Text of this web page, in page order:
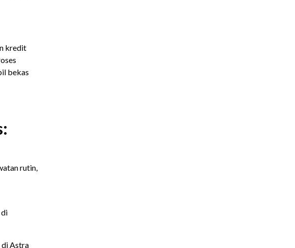
kredit
bekas
rutin,
di
di Astra